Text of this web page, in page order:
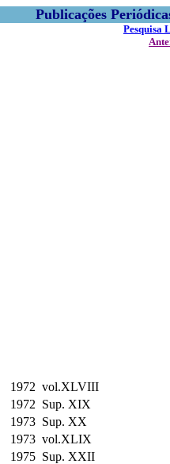
Publicações
Pesquisa
1972 vol.XLVIII
1972 Sup. XIX
1973 Sup. XX
1973 vol.XLIX
1975 Sup. XXII